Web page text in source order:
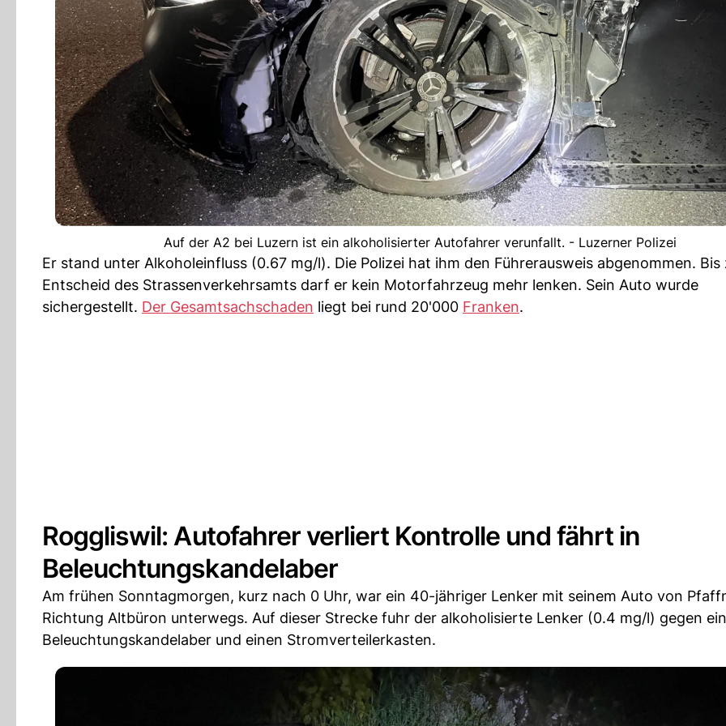
Auf der A2 bei Luzern ist ein alkoholisierter Autofahrer verunfallt. - Luzerner Polizei
Er stand unter Alkoholeinfluss (0.67 mg/l). Die Polizei hat ihm den Führerausweis abgenommen. Bis
Entscheid des Strassenverkehrsamts darf er kein Motorfahrzeug mehr lenken. Sein Auto wurde
sichergestellt. Der Gesamtsachschaden liegt bei rund 20'000 Franken.
Roggliswil: Autofahrer verliert Kontrolle und fährt in
Beleuchtungskandelaber
Am frühen Sonntagmorgen, kurz nach 0 Uhr, war ein 40-jähriger Lenker mit seinem Auto von
Richtung Altbüron unterwegs. Auf dieser Strecke fuhr der alkoholisierte Lenker (0.4 mg/l) gegen
Beleuchtungskandelaber und einen Stromverteilerkasten.